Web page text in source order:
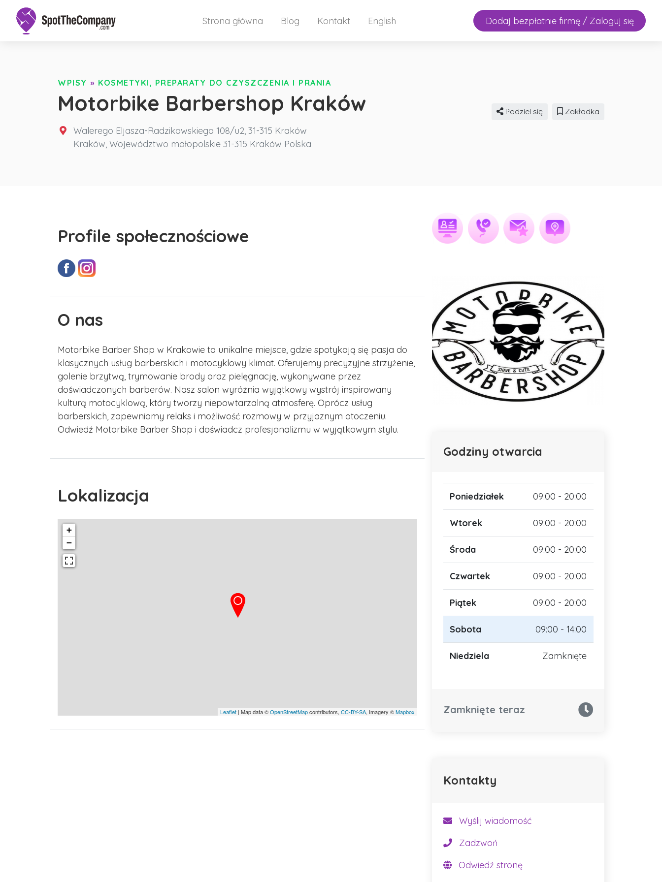
Strona główna Blog Kontakt English Dodaj bezpłatnie firmę / Zaloguj się
WPISY » KOSMETYKI, PREPARATY DO CZYSZCZENIA I PRANIA
Motorbike Barbershop Kraków
Walerego Eljasza-Radzikowskiego 108/u2, 31-315 Kraków
Kraków, Województwo małopolskie 31-315 Kraków Polska
Podziel się Zakładka
Profile społecznościowe
O nas
Motorbike Barber Shop w Krakowie to unikalne miejsce, gdzie spotykają się pasja do
klasycznych usług barberskich i motocyklowy klimat. Oferujemy precyzyjne strzyżenie,
golenie brzytwą, trymowanie brody oraz pielęgnację, wykonywane przez
doświadczonych barberów. Nasz salon wyróżnia wyjątkowy wystrój inspirowany
kulturą motocyklową, który tworzy niepowtarzalną atmosferę. Oprócz usług
barberskich, zapewniamy relaks i możliwość rozmowy w przyjaznym otoczeniu.
Odwiedź Motorbike Barber Shop i doświadcz profesjonalizmu w wyjątkowym stylu.
Lokalizacja
+
−
Leaflet | Map data ©OpenStreetMapcontributors, CC-BY-SA, Imagery ©Mapbox
Godziny otwarcia
Poniedziałek 09:00 - 20:00
Wtorek 09:00 - 20:00
Środa 09:00 - 20:00
Czwartek 09:00 - 20:00
Piątek 09:00 - 20:00
Sobota 09:00 - 14:00
Niedziela Zamknięte
Zamknięte teraz
Kontakty
Wyślij wiadomość
Zadzwoń
Odwiedź stronę